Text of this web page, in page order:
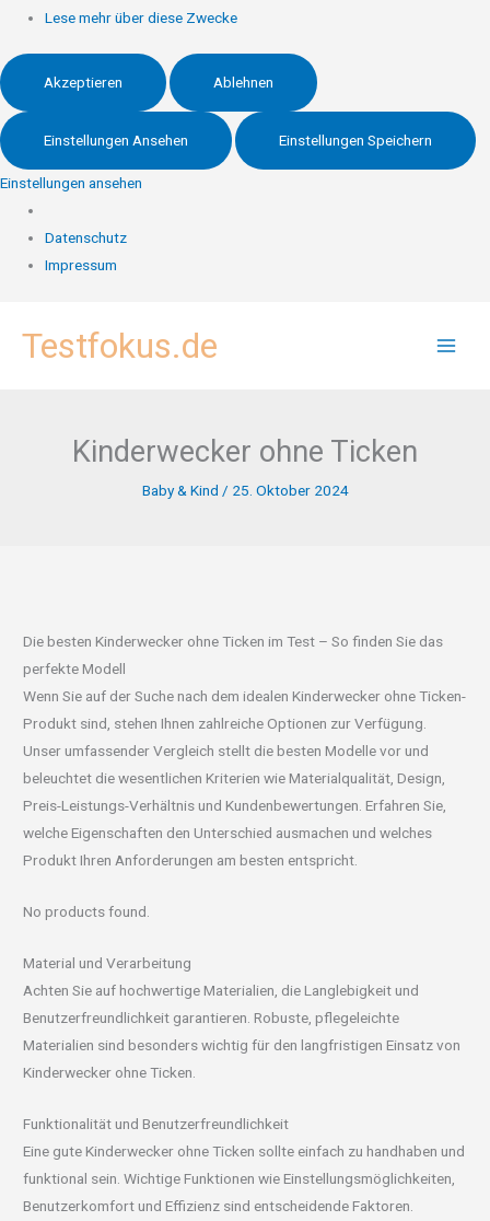
Lese mehr über diese Zwecke
Akzeptieren Ablehnen
Einstellungen Ansehen Einstellungen Speichern
Einstellungen ansehen
Datenschutz
Impressum
InhaltTestfokus.de
Kinderwecker ohne Ticken
Baby & Kind / 25. Oktober 2024
Die besten Kinderwecker ohne Ticken im Test – So finden Sie das
perfekte Modell
Wenn Sie auf der Suche nach dem idealen Kinderwecker ohne Ticken-
Produkt sind, stehen Ihnen zahlreiche Optionen zur Verfügung.
Unser umfassender Vergleich stellt die besten Modelle vor und
beleuchtet die wesentlichen Kriterien wie Materialqualität, Design,
Preis-Leistungs-Verhältnis und Kundenbewertungen. Erfahren Sie,
welche Eigenschaften den Unterschied ausmachen und welches
Produkt Ihren Anforderungen am besten entspricht.
No products found.
Material und Verarbeitung
Achten Sie auf hochwertige Materialien, die Langlebigkeit und
Benutzerfreundlichkeit garantieren. Robuste, pflegeleichte
Materialien sind besonders wichtig für den langfristigen Einsatz von
Kinderwecker ohne Ticken.
Funktionalität und Benutzerfreundlichkeit
Eine gute Kinderwecker ohne Ticken sollte einfach zu handhaben und
funktional sein. Wichtige Funktionen wie Einstellungsmöglichkeiten,
Benutzerkomfort und Effizienz sind entscheidende Faktoren.